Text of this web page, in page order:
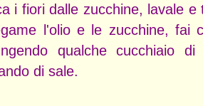
i fiori dalle zucchine, lavale
l'olio e le zucchine, fai
qualche cucchiaio
di sale.